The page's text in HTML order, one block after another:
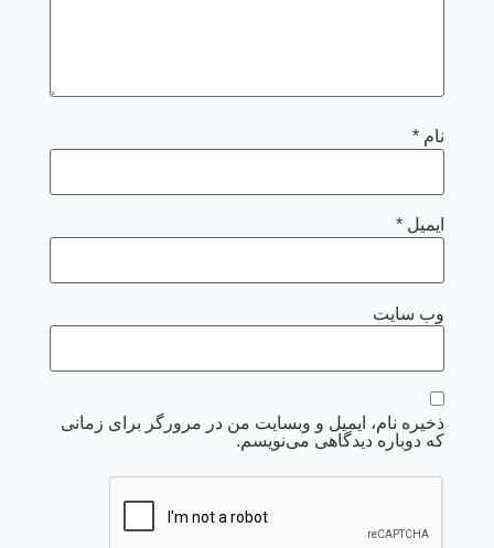
نام *
ایمیل *
وب‌ سایت
ذخیره نام، ایمیل و وبسایت من در مرورگر برای زمانی
که دوباره دیدگاهی می‌نویسم.